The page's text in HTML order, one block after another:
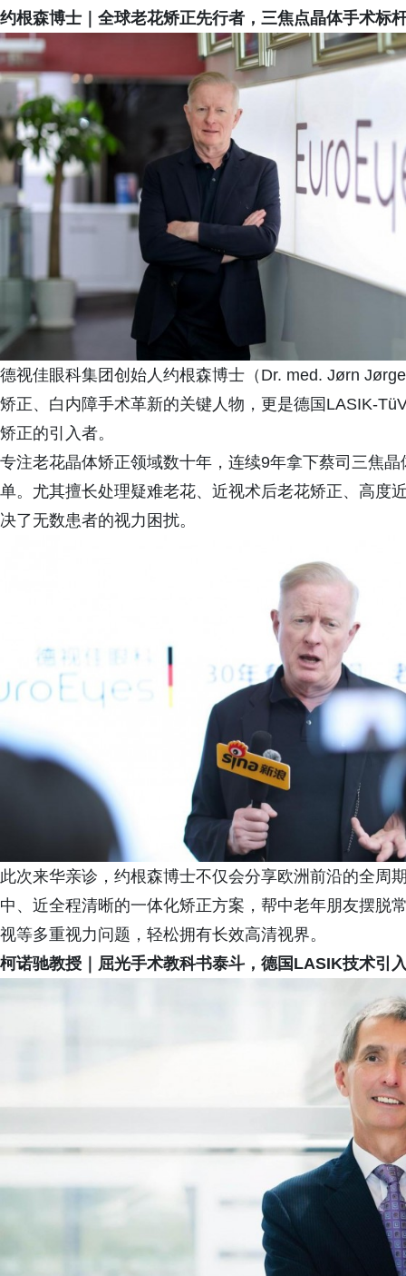
约根森博士｜全球老花矫正先行者，三焦点晶体手术标
德视佳眼科集团创始人约根森博士（Dr. med. Jørn
矫正、白内障手术革新的关键人物，更是德国LASIK-
矫正的引入者。
专注老花晶体矫正领域数十年，连续9年拿下蔡司三焦
单。尤其擅长处理疑难老花、近视术后老花矫正、高度
决了无数患者的视力困扰。
此次来华亲诊，约根森博士不仅会分享欧洲前沿的全周
中、近全程清晰的一体化矫正方案，帮中老年朋友摆脱
视等多重视力问题，轻松拥有长效高清视界。
柯诺驰教授｜屈光手术教科书泰斗，德国LASIK技术引